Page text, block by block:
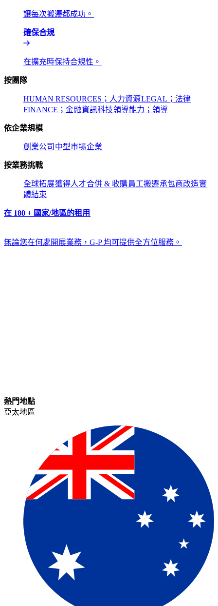
讓每次搬遷都成功。​​
確保合規​​
在擴充時保持合規性。​​
按團隊​​
HUMAN RESOURCES；人力資源​​LEGAL；法律​​
FINANCE；金融​​資訊科技​​領導能力；領導​​
依企業規模​​
創業公司​​ 中型市場​​企業​​
按業務挑戰​​
全球拓展​​獲得人才​​合併 & 收購​​員工搬遷​​承包商改造​​實
體結束​​
在 180 + 國家/地區的租用​​
無論您在何處開展業務，G-P 均可提供全方位服務。​​
熱門地點​​
亞太地區​​